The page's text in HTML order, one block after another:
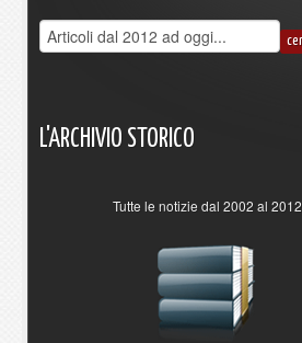
L'ARCHIVIO STORICO
Tutte le notizie dal 2002 al 2012